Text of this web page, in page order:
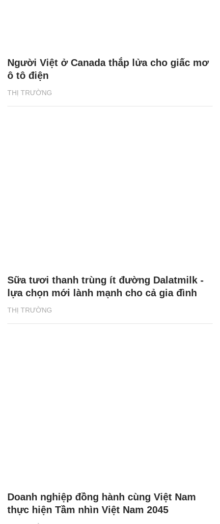
THỊ TRƯỜNG
Người Việt ở Canada thắp lửa cho giấc mơ
ô tô điện
THỊ TRƯỜNG
Sữa tươi thanh trùng ít đường Dalatmilk -
lựa chọn mới lành mạnh cho cả gia đình
Doanh nghiệp đồng hành cùng Việt Nam
thực hiện Tầm nhìn Việt Nam 2045